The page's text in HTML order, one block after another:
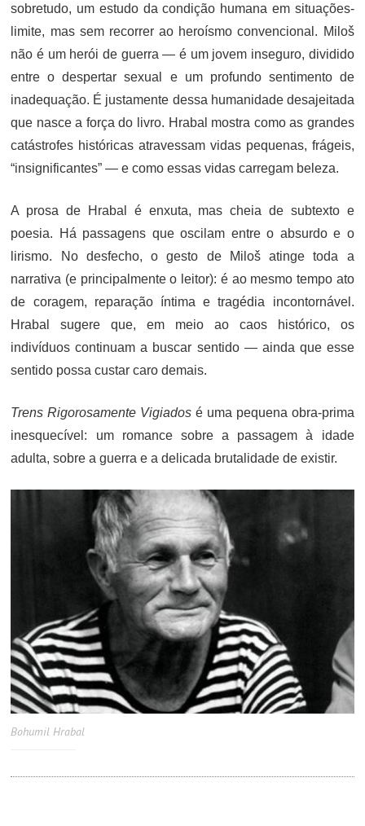
sobretudo, um estudo da condição humana em situações-
limite, mas sem recorrer ao heroísmo convencional. Miloš
não é um herói de guerra — é um jovem inseguro, dividido
entre o despertar sexual e um profundo sentimento de
inadequação. É justamente dessa humanidade desajeitada
que nasce a força do livro. Hrabal mostra como as grandes
catástrofes históricas atravessam vidas pequenas, frágeis,
“insignificantes” — e como essas vidas carregam beleza.
A prosa de Hrabal é enxuta, mas cheia de subtexto e
poesia. Há passagens que oscilam entre o absurdo e o
lirismo. No desfecho, o gesto de Miloš atinge toda a
narrativa (e principalmente o leitor): é ao mesmo tempo ato
de coragem, reparação íntima e tragédia incontornável.
Hrabal sugere que, em meio ao caos histórico, os
indivíduos continuam a buscar sentido — ainda que esse
sentido possa custar caro demais.
Trens Rigorosamente Vigiados é uma pequena obra-prima
inesquecível: um romance sobre a passagem à idade
adulta, sobre a guerra e a delicada brutalidade de existir.
Bohumil Hrabal